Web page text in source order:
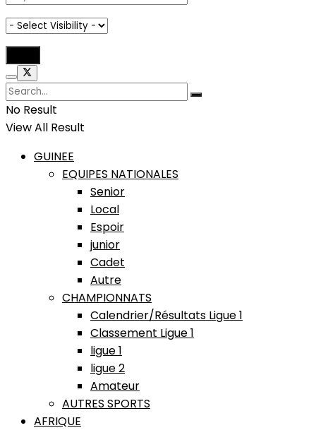
No Result
View All Result
GUINEE
EQUIPES NATIONALES
Senior
Local
Espoir
junior
Cadet
Autre
CHAMPIONNATS
Calendrier/Résultats Ligue 1
Classement Ligue 1
ligue 1
ligue 2
Amateur
AUTRES SPORTS
AFRIQUE